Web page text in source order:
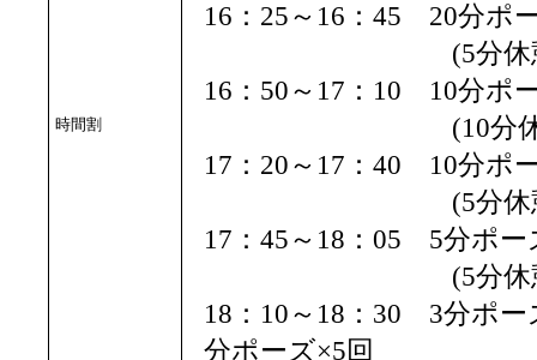
時間割
16：25～16：45 20分ポ
(5分休
16：50～17：10 10分ポ
(10分休
17：20～17：40 10分ポ
(5分休
17：45～18：05 5分ポー
(5分休
18：10～18：30 3分ポー
分ポーズ×5回